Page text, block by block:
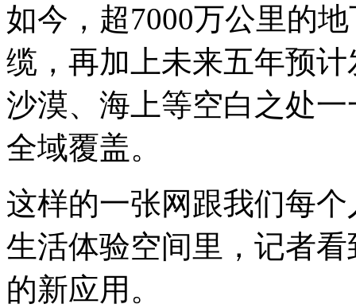
如今，超7000万公里的
缆，再加上未来五年预
沙漠、海上等空白之处
全域覆盖。
这样的一张网跟我们每
生活体验空间里，记者
的新应用。